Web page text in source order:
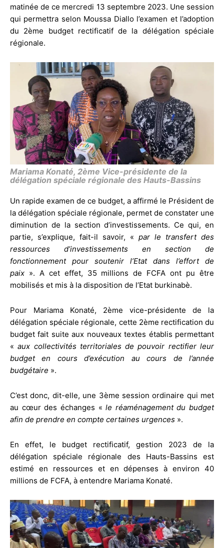
matinée de ce mercredi 13 septembre 2023. Une session
qui permettra selon Moussa Diallo l’examen et l’adoption
du 2ème budget rectificatif de la délégation spéciale
régionale.
Mariama Konaté, 2ème Vice-présidente de la
délégation spéciale régionale des Hauts-Bassins
Un rapide examen de ce budget, a affirmé le Président de
la délégation spéciale régionale, permet de constater une
diminution de la section d’investissements. Ce qui, en
partie, s’explique, fait-il savoir, « par le transfert des
ressources d’investissements en section de
fonctionnement pour soutenir l’Etat dans l’effort de
paix ». A cet effet, 35 millions de FCFA ont pu être
mobilisés et mis à la disposition de l’Etat burkinabè.
Pour Mariama Konaté, 2ème vice-présidente de la
délégation spéciale régionale, cette 2ème rectification du
budget fait suite aux nouveaux textes établis permettant
«aux collectivités territoriales de pouvoir rectifier leur
budget en cours d’exécution au cours de l’année
budgétaire ».
C’est donc, dit-elle, une 3ème session ordinaire qui met
au cœur des échanges «le réaménagement du budget
afin de prendre en compte certaines urgences ».
En effet, le budget rectificatif, gestion 2023 de la
délégation spéciale régionale des Hauts-Bassins est
estimé en ressources et en dépenses à environ 40
millions de FCFA, à entendre Mariama Konaté.